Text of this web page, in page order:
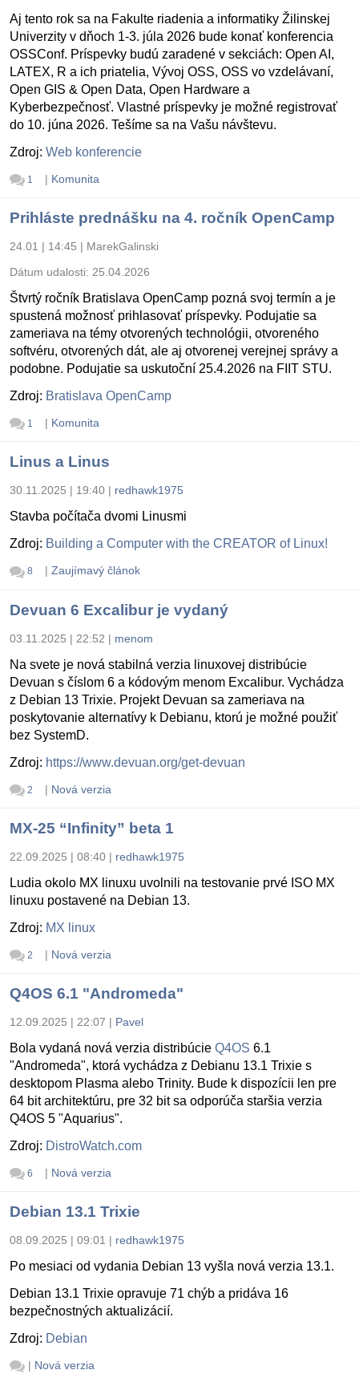
Aj tento rok sa na Fakulte riadenia a informatiky Žilinskej
Univerzity v dňoch 1-3. júla 2026 bude konať konferencia
OSSConf. Príspevky budú zaradené v sekciách: Open AI,
LATEX, R a ich priatelia, Vývoj OSS, OSS vo vzdelávaní,
Open GIS & Open Data, Open Hardware a
Kyberbezpečnosť. Vlastné príspevky je možné registrovať
do 10. júna 2026. Tešíme sa na Vašu návštevu.
Zdroj: Web konferencie
1 | Komunita
Prihláste prednášku na 4. ročník OpenCamp
24.01 | 14:45 | MarekGalinski
Dátum udalosti: 25.04.2026
Štvrtý ročník Bratislava OpenCamp pozná svoj termín a je
spustená možnosť prihlasovať príspevky. Podujatie sa
zameriava na témy otvorených technológii, otvoreného
softvéru, otvorených dát, ale aj otvorenej verejnej správy a
podobne. Podujatie sa uskutoční 25.4.2026 na FIIT STU.
Zdroj: Bratislava OpenCamp
1 | Komunita
Linus a Linus
30.11.2025 | 19:40 | redhawk1975
Stavba počítača dvomi Linusmi
Zdroj: Building a Computer with the CREATOR of Linux!
8 | Zaujímavý článok
Devuan 6 Excalibur je vydaný
03.11.2025 | 22:52 | menom
Na svete je nová stabilná verzia linuxovej distribúcie
Devuan s číslom 6 a kódovým menom Excalibur. Vychádza
z Debian 13 Trixie. Projekt Devuan sa zameriava na
poskytovanie alternatívy k Debianu, ktorú je možné použiť
bez SystemD.
Zdroj: https://www.devuan.org/get-devuan
2 | Nová verzia
MX-25 “Infinity” beta 1
22.09.2025 | 08:40 | redhawk1975
Ludia okolo MX linuxu uvolnili na testovanie prvé ISO MX
linuxu postavené na Debian 13.
Zdroj: MX linux
2 | Nová verzia
Q4OS 6.1 "Andromeda"
12.09.2025 | 22:07 | Pavel
Bola vydaná nová verzia distribúcie Q4OS 6.1
"Andromeda", ktorá vychádza z Debianu 13.1 Trixie s
desktopom Plasma alebo Trinity. Bude k dispozícii len pre
64 bit architektúru, pre 32 bit sa odporúča staršia verzia
Q4OS 5 "Aquarius".
Zdroj: DistroWatch.com
6 | Nová verzia
Debian 13.1 Trixie
08.09.2025 | 09:01 | redhawk1975
Po mesiaci od vydania Debian 13 vyšla nová verzia 13.1.
Debian 13.1 Trixie opravuje 71 chýb a pridáva 16
bezpečnostných aktualizácií.
Zdroj: Debian
| Nová verzia